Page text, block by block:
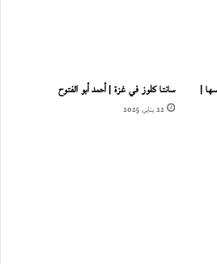
| سانتا كلوز في غزة | أحمد أبو الفتوح
22 يناير، 2025